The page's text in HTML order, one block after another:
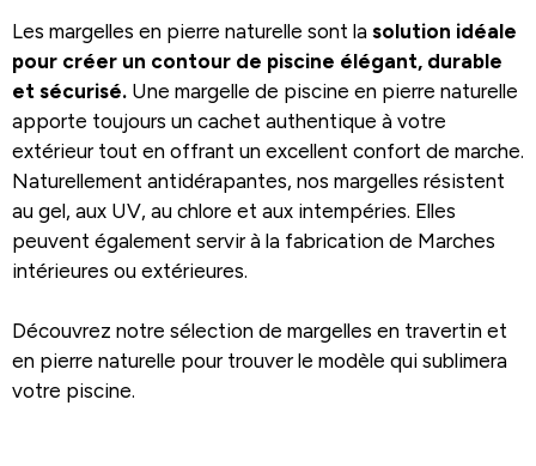
Les margelles en pierre naturelle sont la solution idéale
pour créer un contour de piscine élégant, durable
et sécurisé. Une margelle de piscine en pierre naturelle
apporte toujours un cachet authentique à votre
extérieur tout en offrant un excellent confort de marche.
Naturellement antidérapantes, nos margelles résistent
au gel, aux UV, au chlore et aux intempéries. Elles
peuvent également servir à la fabrication de Marches
intérieures ou extérieures.
Découvrez notre sélection de margelles en travertin et
en pierre naturelle pour trouver le modèle qui sublimera
votre piscine.